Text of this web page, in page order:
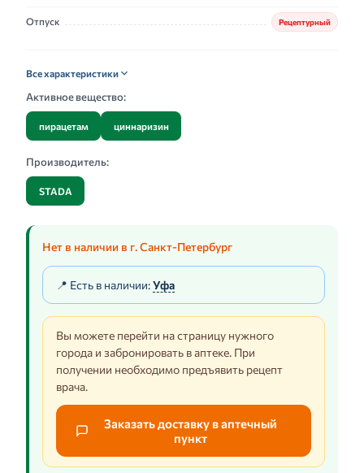
Отпуск Рецептурный
Все характеристики
Активное вещество:
пирацетам циннаризин
Производитель:
STADA
Нет в наличии в г. Санкт-Петербург
📍 Есть в наличии:Уфа
Вы можете перейти на страницу нужного
города и забронировать в аптеке. При
получении необходимо предъявить рецепт
врача.
Заказать доставку в аптечный
пункт